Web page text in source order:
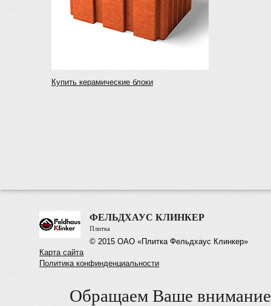
Купить керамические блоки
ФЕЛЬДХАУС КЛИНКЕР
Плитка
© 2015 ОАО «Плитка Фельдхаус Клинкер»
Карта сайта
Политика конфинденциальности
Обращаем Ваше внимание